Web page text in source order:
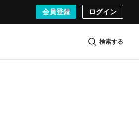
会員登録 ログイン
検索する